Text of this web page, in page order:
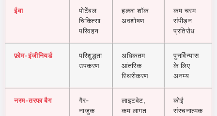
ईवा
पोर्टेबल
चिकित्सा
परिवहन
हल्का शॉक
अवशोषण
कम चरम
संपीड़न
प्रतिरोध
फ़ोम-इंजीनियर्ड
परिशुद्धता
उपकरण
अधिकतम
आंतरिक
स्थिरीकरण
पुनर्विन्यास
के लिए
अनम्य
नरम-तरफा बैग
गैर-
नाजुक
लाइटवेट,
कम लागत
कोई
संरचनात्मक